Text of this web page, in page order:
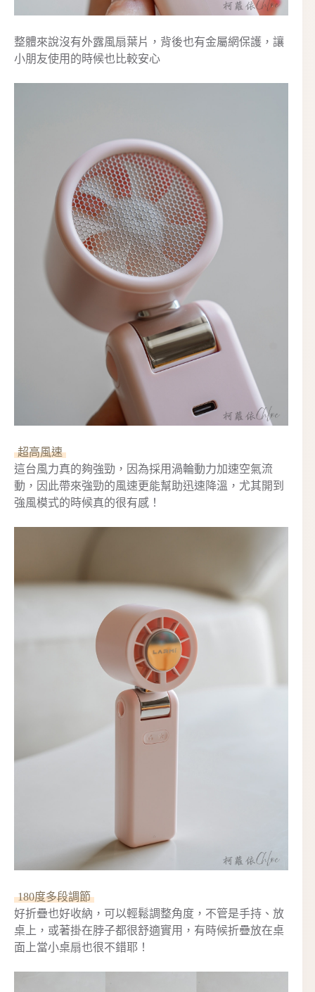
整體來說沒有外露風扇葉片，背後也有金屬網保護，讓
小朋友使用的時候也比較安心
超高風速
這台風力真的夠強勁，因為採用渦輪動力加速空氣流
動，因此帶來強勁的風速更能幫助迅速降溫，尤其開到
強風模式的時候真的很有感！
180度多段調節
好折疊也好收納，可以輕鬆調整角度，不管是手持、放
桌上，或著掛在脖子都很舒適實用，有時候折疊放在桌
面上當小桌扇也很不錯耶！